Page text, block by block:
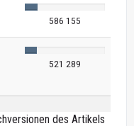
586 155
521 289
des Artikels